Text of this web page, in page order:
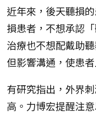
近年來，後天聽損
損患者，不想承認
治療也不想配戴助
但影響溝通，使患
有研究指出，外界
高。力博宏提醒注